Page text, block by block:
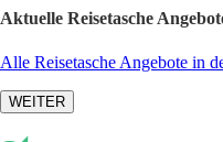
Aktuelle Reisetasche
Alle Reisetasche Angebote in
WEITER